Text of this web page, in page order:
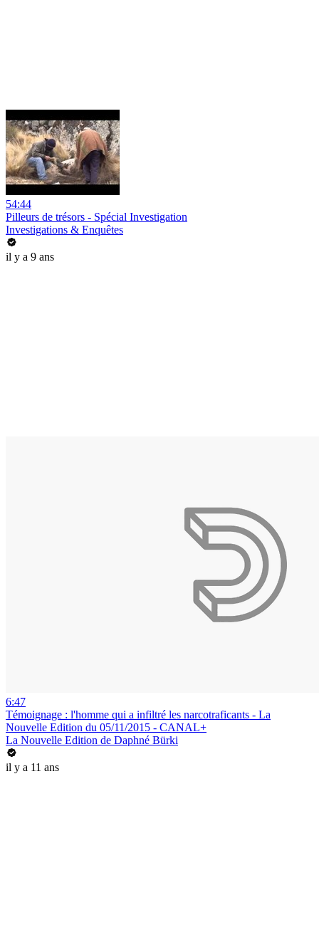
54:44
Pilleurs de trésors - Spécial Investigation
Investigations & Enquêtes
il y a 9 ans
6:47
Témoignage : l'homme qui a infiltré les narcotraficants - La
Nouvelle Edition du 05/11/2015 - CANAL+
La Nouvelle Edition de Daphné Bürki
il y a 11 ans